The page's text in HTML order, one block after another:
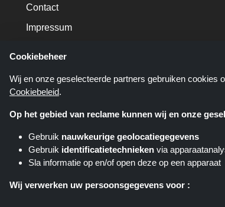
Contact
Impressum
Shoppingspout.nl is
Cookiebeheer
Wij en onze geselecteerde partners gebruiken cookies
Cookiebeleid.
Op het gebied van reclame kunnen wij en onze
Gebruik nauwkeurige geolocatiegegevens
Gebruik identificatietechnieken via
Sla informatie op en/of open deze op een apparaat
Wij verwerken uw persoonsgegevens voor :